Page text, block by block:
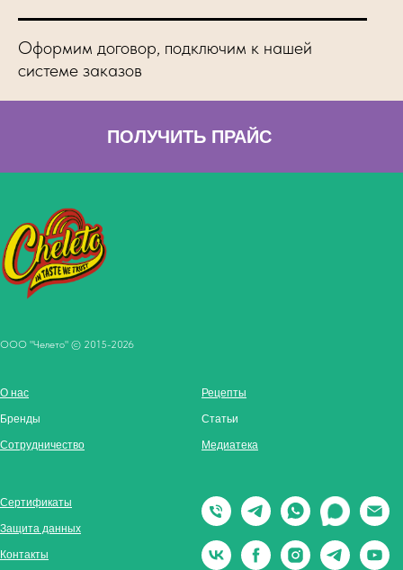
Оформим договор, подключим к нашей
системе заказов
ПОЛУЧИТЬ ПРАЙС
ООО "Челето" © 2015-2026
О нас
Бренды
Сотрудничество
Рецепты
Статьи
Медиатека
Сертификаты
Защита данных
Контакты